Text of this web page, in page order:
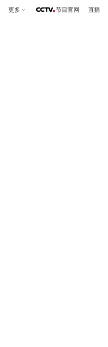
更多 节目官网 直播